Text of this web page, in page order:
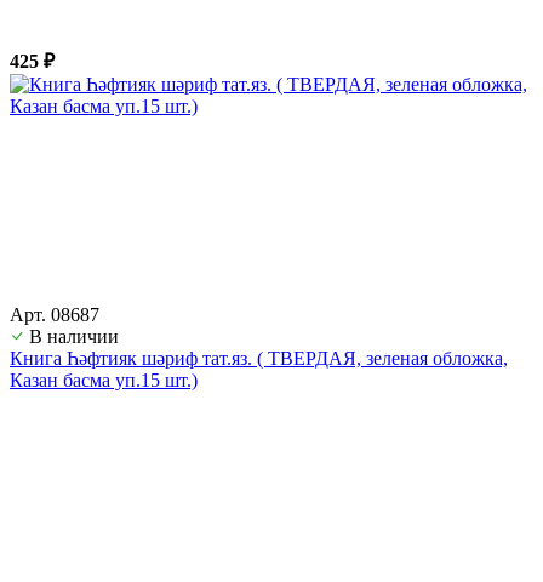
425 ₽
Арт. 08687
В наличии
Книга Һәфтияк шәриф тат.яз. ( ТВЕРДАЯ, зеленая обложка,
Казан басма уп.15 шт.)